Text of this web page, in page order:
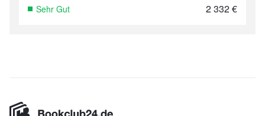
Sehr Gut 2 332€